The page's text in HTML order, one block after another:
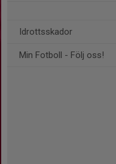
Idrottsskador
Min Fotboll - Följ oss!